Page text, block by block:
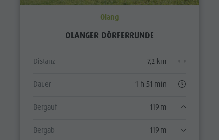
Olang
OLANGER DÖRFERRUNDE
Distanz 7,2 km
Dauer 1 h 51 min
Bergauf 119 m
Bergab 119 m